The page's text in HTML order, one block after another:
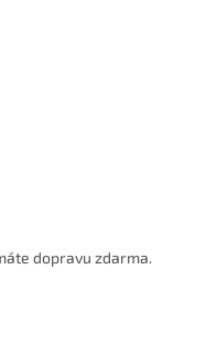
dopravu zdarma.